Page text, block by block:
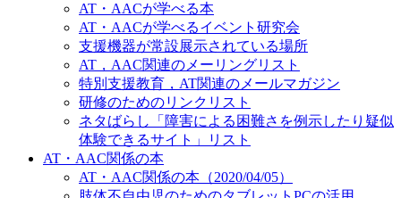
AT・AACが学べる本
AT・AACが学べるイベント研究会
支援機器が常設展示されている場所
AT，AAC関連のメーリングリスト
特別支援教育，AT関連のメールマガジン
研修のためのリンクリスト
ネタばらし「障害による困難さを例示したり疑似
体験できるサイト」リスト
AT・AAC関係の本
AT・AAC関係の本（2020/04/05）